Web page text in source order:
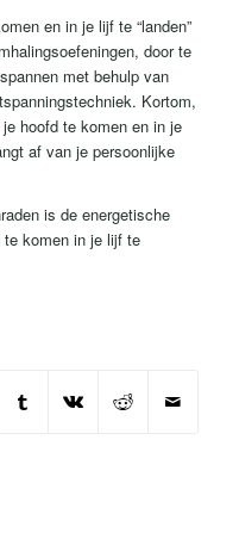
en in je lijf te “landen”
door te
met behulp van
Kortom,
hoofd te komen en in je
af van je persoonlijke
is de energetische
komen in je lijf te